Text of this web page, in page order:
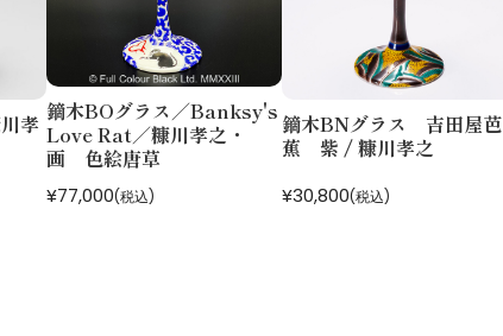
孝 鏑木BOグラス／Banksy's
Love Rat／糠川孝之・
画 色絵唐草
¥77,000(税込)
鏑木BNグラス 吉田屋芭
蕉 紫 / 糠川孝之
¥30,800(税込)